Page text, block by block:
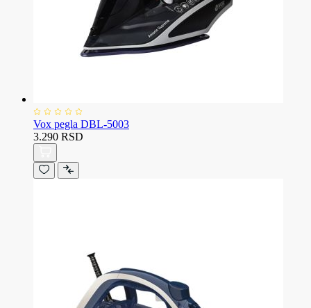
Vox pegla DBL-5003
3.290 RSD